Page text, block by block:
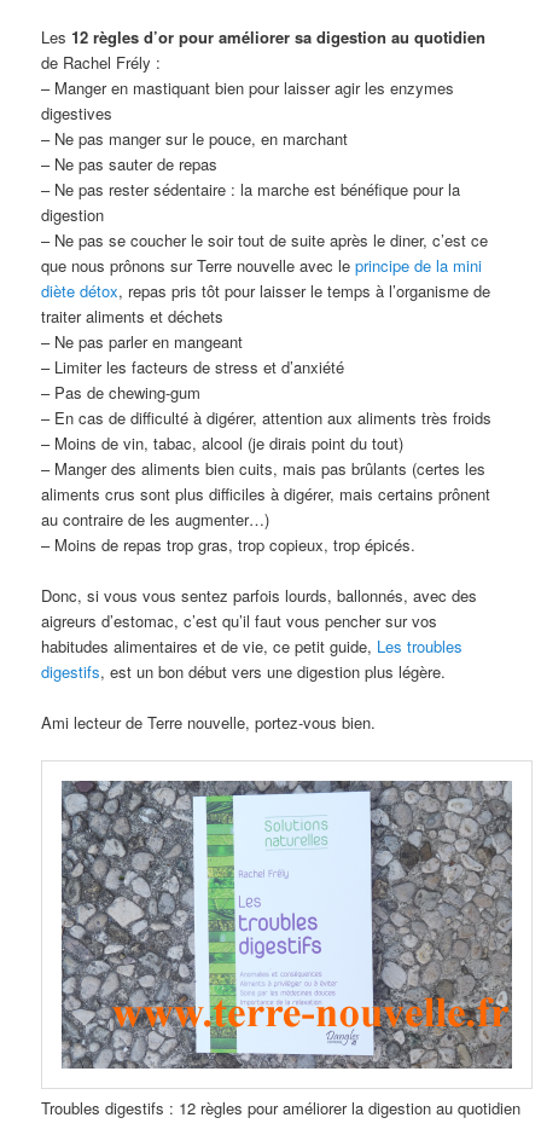
Les12 règles d’or pour améliorer sa digestion au quotidien
de Rachel Frély :
– Manger en mastiquant bien pour laisser agir les enzymes
digestives
– Ne pas manger sur le pouce, en marchant
– Ne pas sauter de repas
– Ne pas rester sédentaire : la marche est bénéfique pour la
digestion
– Ne pas se coucher le soir tout de suite après le diner, c’est ce
que nous prônons sur Terre nouvelle avec leprincipe de la mini
diète détox, repas pris tôt pour laisser le temps à l’organisme de
traiter aliments et déchets
– Ne pas parler en mangeant
– Limiter les facteurs de stress et d’anxiété
– Pas de chewing-gum
– En cas de difficulté à digérer, attention aux aliments très froids
– Moins de vin, tabac, alcool (je dirais point du tout)
– Manger des aliments bien cuits, mais pas brûlants (certes les
aliments crus sont plus difficiles à digérer, mais certains prônent
au contraire de les augmenter…)
– Moins de repas trop gras, trop copieux, trop épicés.
Donc, si vous vous sentez parfois lourds, ballonnés, avec des
aigreurs d’estomac, c’est qu’il faut vous pencher sur vos
habitudes alimentaires et de vie, ce petit guide, Les troubles
digestifs, est un bon début vers une digestion plus légère.
Ami lecteur de Terre nouvelle, portez-vous bien.
Troubles digestifs : 12 règles pour améliorer la digestion au quotidien